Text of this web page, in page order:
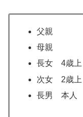
父親
母親
長女 4歳上
次女 2歳上
長男 本人